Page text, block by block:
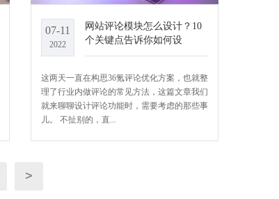
07-11
2022
网站评论模块怎么设计？10
个关键点告诉你如何设
这两天一直在构思36氪评论优化方案，也就整
理了行业内做评论的常见方法，这篇文章我们
就来聊聊设计评论功能时，需要考虑的那些事
儿。 不扯别的，直...
>